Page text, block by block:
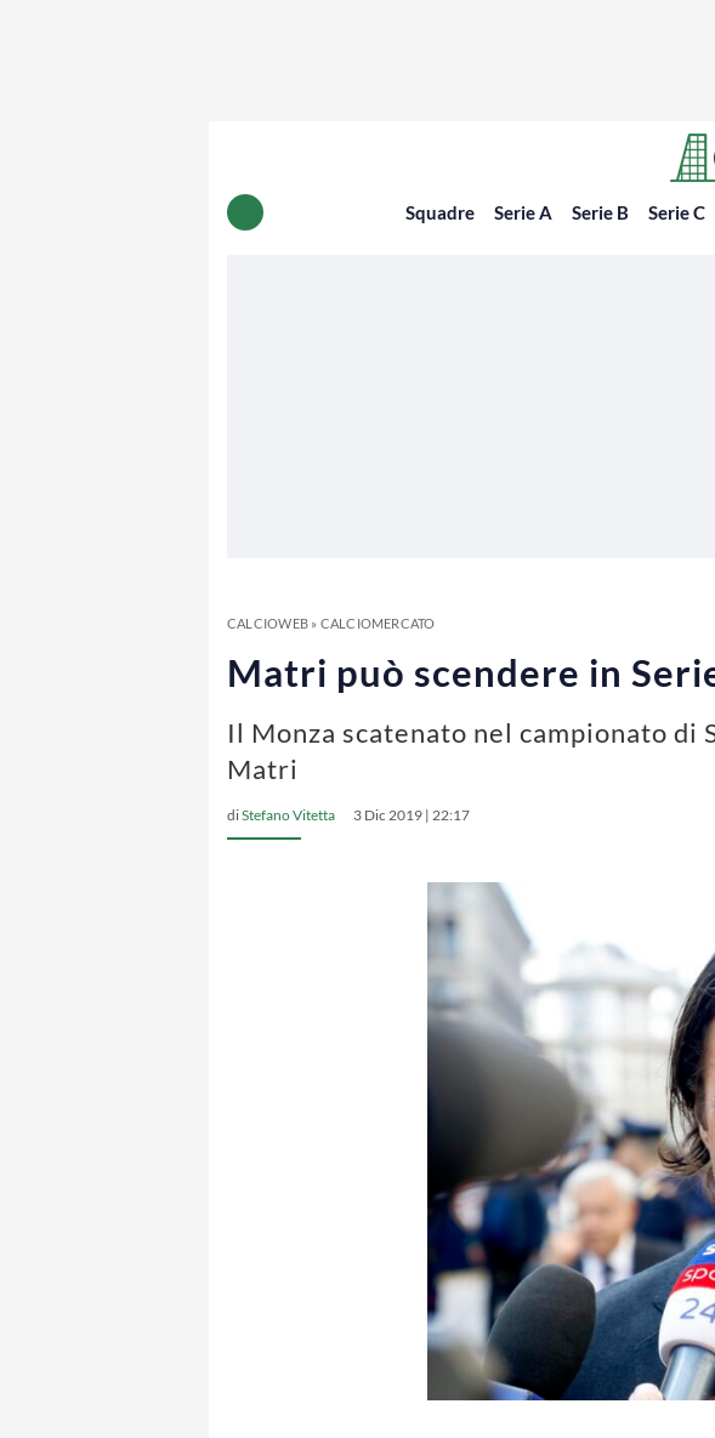
Squadre Serie A Serie B Serie C
CALCIOWEB» CALCIOMERCATO
Matri può scendere in
Il Monza scatenato nel campionato di
Matri
diStefano Vitetta 3 Dic 2019 | 22:17